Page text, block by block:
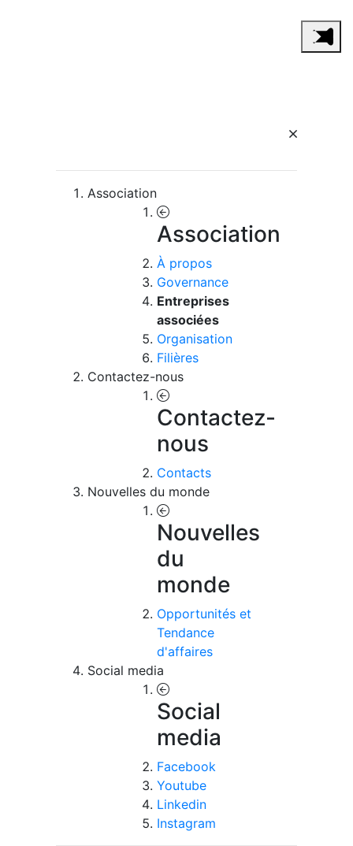
Association
Association
À propos
Governance
Entreprises
associées
Organisation
Filières
Contactez-nous
Contactez-
nous
Contacts
Nouvelles du monde
Nouvelles
du
monde
Opportunités et
Tendance
d'affaires
Social media
Social
media
Facebook
Youtube
Linkedin
Instagram